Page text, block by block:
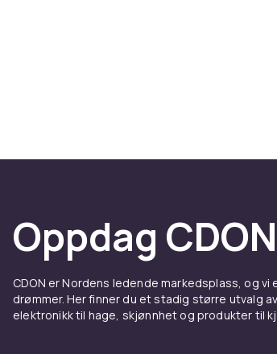
Oppdag CDON
CDON er Nordens ledende markedsplass, og
drømmer. Her finner du et stadig større utvalg
elektronikk til hage, skjønnhet og produkter til